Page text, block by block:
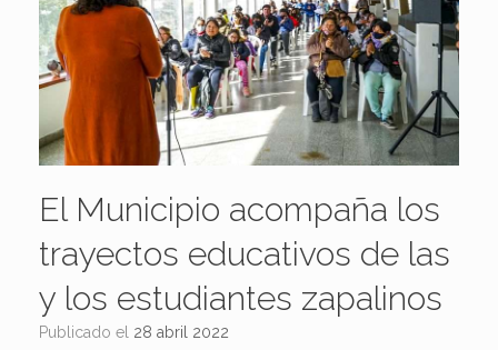
El Municipio acompaña los
trayectos educativos de las
y los estudiantes zapalinos
Publicado el 28 abril 2022